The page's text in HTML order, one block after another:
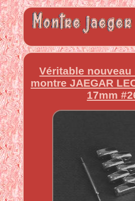
Véritable nouveau
montre JAEGAR
17mm